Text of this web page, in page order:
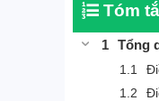
Tóm
Tổng